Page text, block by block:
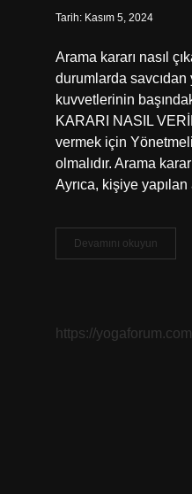
Tarih: Kasım 5, 2024
Arama kararı nasıl
durumlarda savcıdan
kuvvetlerinin
KARARI NASIL
vermek için
olmalıdır. Arama
Ayrıca, kişiye
Devamını okuyun
Karari
https://